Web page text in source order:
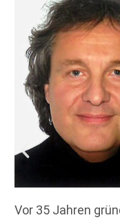
Vor 35 Jahren